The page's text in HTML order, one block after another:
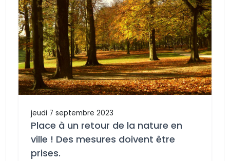
jeudi 7 septembre 2023
Place à un retour de la nature en
ville ! Des mesures doivent être
prises.